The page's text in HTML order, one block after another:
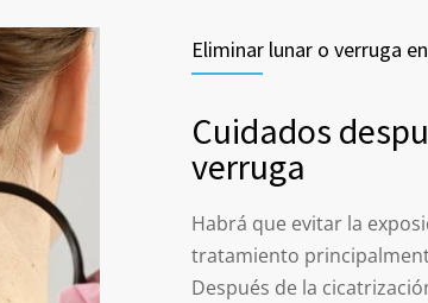
Eliminar lunar o verruga
Cuidados
verruga
Habrá que evitar la
tratamiento
Después de la